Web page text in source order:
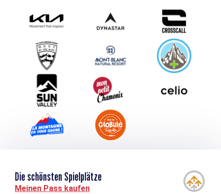
Schlagen Sie Ihr Event vor
Service groupes et séminaires
Herunterladen
Tourismus & Behinderung
Die schönsten Spielplätze
Meinen Pass kaufen